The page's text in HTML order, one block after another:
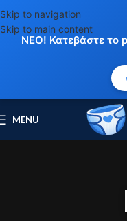
ΝΕΟ! Κατεβάστε το
Skip to navigation
Skip to main content
MENU